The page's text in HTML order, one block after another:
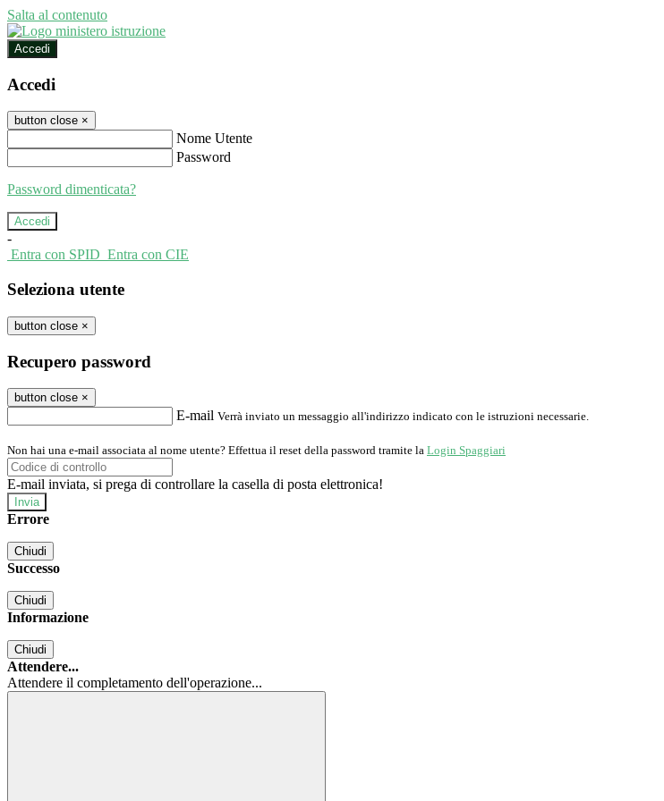
Salta al contenuto
Accedi
Accedi
button close ×
Nome Utente
Password
Password dimenticata?
-
Entra con SPID Entra con CIE
Seleziona utente
button close ×
Recupero password
button close ×
E-mail Verrà inviato un messaggio all'indirizzo indicato con le istruzioni necessarie.
Non hai una e-mail associata al nome utente? Effettua il reset della password tramite la Login Spaggiari
E-mail inviata, si prega di controllare la casella di posta elettronica!
Errore
Chiudi
Successo
Chiudi
Informazione
Chiudi
Attendere...
Attendere il completamento dell'operazione...